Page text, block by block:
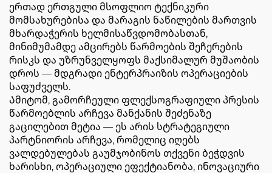
ერთად ერთგული მსოფლიო ტექნიკური
მომსახურებისა და მარაგის ნაწილების მართვის
მხარდაჭერის ხელმისაწვდომობასთან,
მინიმუმამდე ამცირებს წარმოების შეჩერების
რისკს და უზრუნველყოფს მაქსიმალურ მუშაობის
დროს — მდგრადი ენტერპრაიზის ოპერაციების
საფუძველს.
Ამიტომ, გამორჩეული ფლექსოგრაფიული პრესის
წარმოებლის არჩევა მანქანის შეძენაზე
გაცილებით მეტია — ეს არის სტრატეგიული
პარტნიორის არჩევა, რომელიც იღებს
ვალდებულებას გაუმჯობინოს თქვენი ბეჭდვის
ხარისხი, ოპერაციული ეფექტიანობა, ინოვაციური